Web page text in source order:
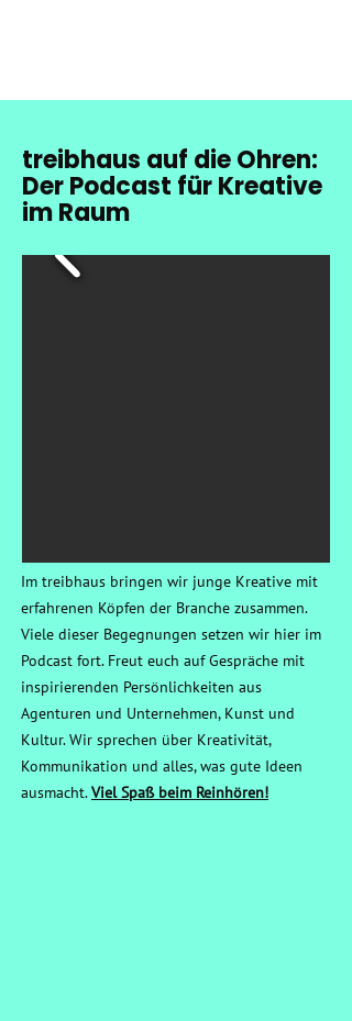
treibhaus auf die Ohren:
Der Podcast für Kreative
im Raum
Im treibhaus bringen wir junge Kreative mit
erfahrenen Köpfen der Branche zusammen.
Viele dieser Begegnungen setzen wir hier im
Podcast fort. Freut euch auf Gespräche mit
inspirierenden Persönlichkeiten aus
Agenturen und Unternehmen, Kunst und
Kultur. Wir sprechen über Kreativität,
Kommunikation und alles, was gute Ideen
ausmacht.Viel Spaß beim Reinhören!